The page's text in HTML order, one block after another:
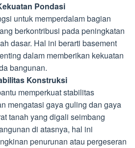
Pondasi
untuk memperdalam bagian
berkontribusi pada peningkatan
dasar. Hal ini berarti basement
dalam memberikan kekuatan
bangunan.
Konstruksi
memperkuat stabilitas
mengatasi gaya guling dan gaya
tanah yang digali seimbang
di atasnya, hal ini
penurunan atau pergeseran